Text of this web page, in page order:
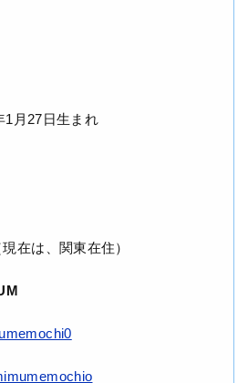
1月27日生まれ
在は、関東在住）